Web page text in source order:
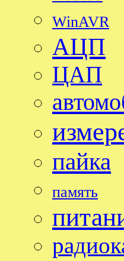
WinAVR
АЦП
ЦАП
пайка
память